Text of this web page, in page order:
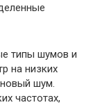
типы шумов и
на низких
шум.
частотах,